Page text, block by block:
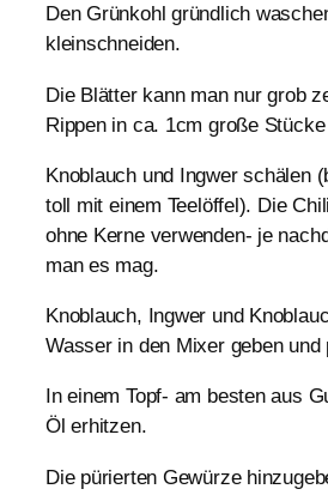
Den Grünkohl gründlich
kleinschneiden.
Die Blätter kann man nur grob
Rippen in ca. 1cm große
Knoblauch und Ingwer schälen
toll mit einem Teelöffel). Die
ohne Kerne verwenden- je
man es mag.
Knoblauch, Ingwer und
Wasser in den Mixer geben und
In einem Topf- am besten aus
Öl erhitzen.
Die pürierten Gewürze